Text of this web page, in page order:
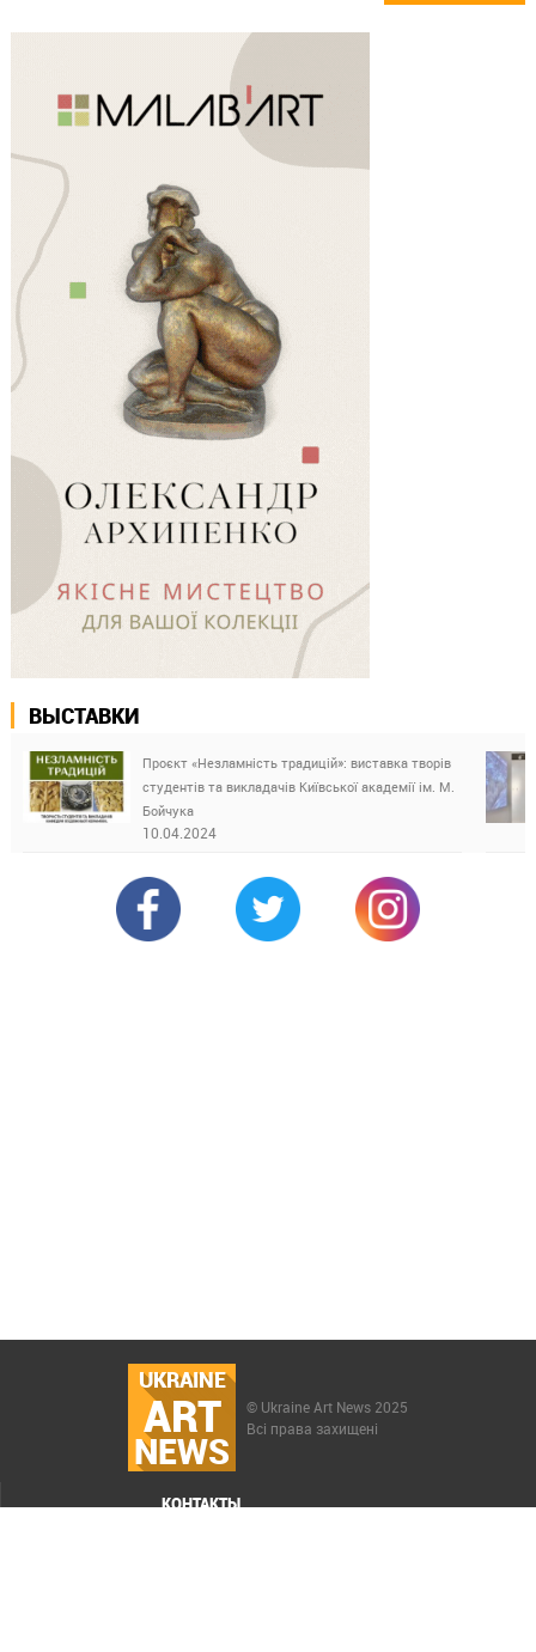
ВЫСТАВКИ
Проєкт «Незламність традицій»: виставка творів
студентів та викладачів Київської академії ім. М.
Бойчука
10.04.2024
UKRAINE
ART
NEWS
© Ukraine Art News 2025
Всі права захищені
КОНТАКТЫ